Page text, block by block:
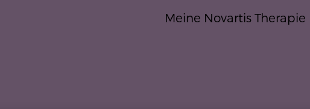
Direkt zum Inhalt
Meine Novartis Therapie